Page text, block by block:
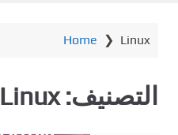
Home ❯ Linux
التصنيف:Linux